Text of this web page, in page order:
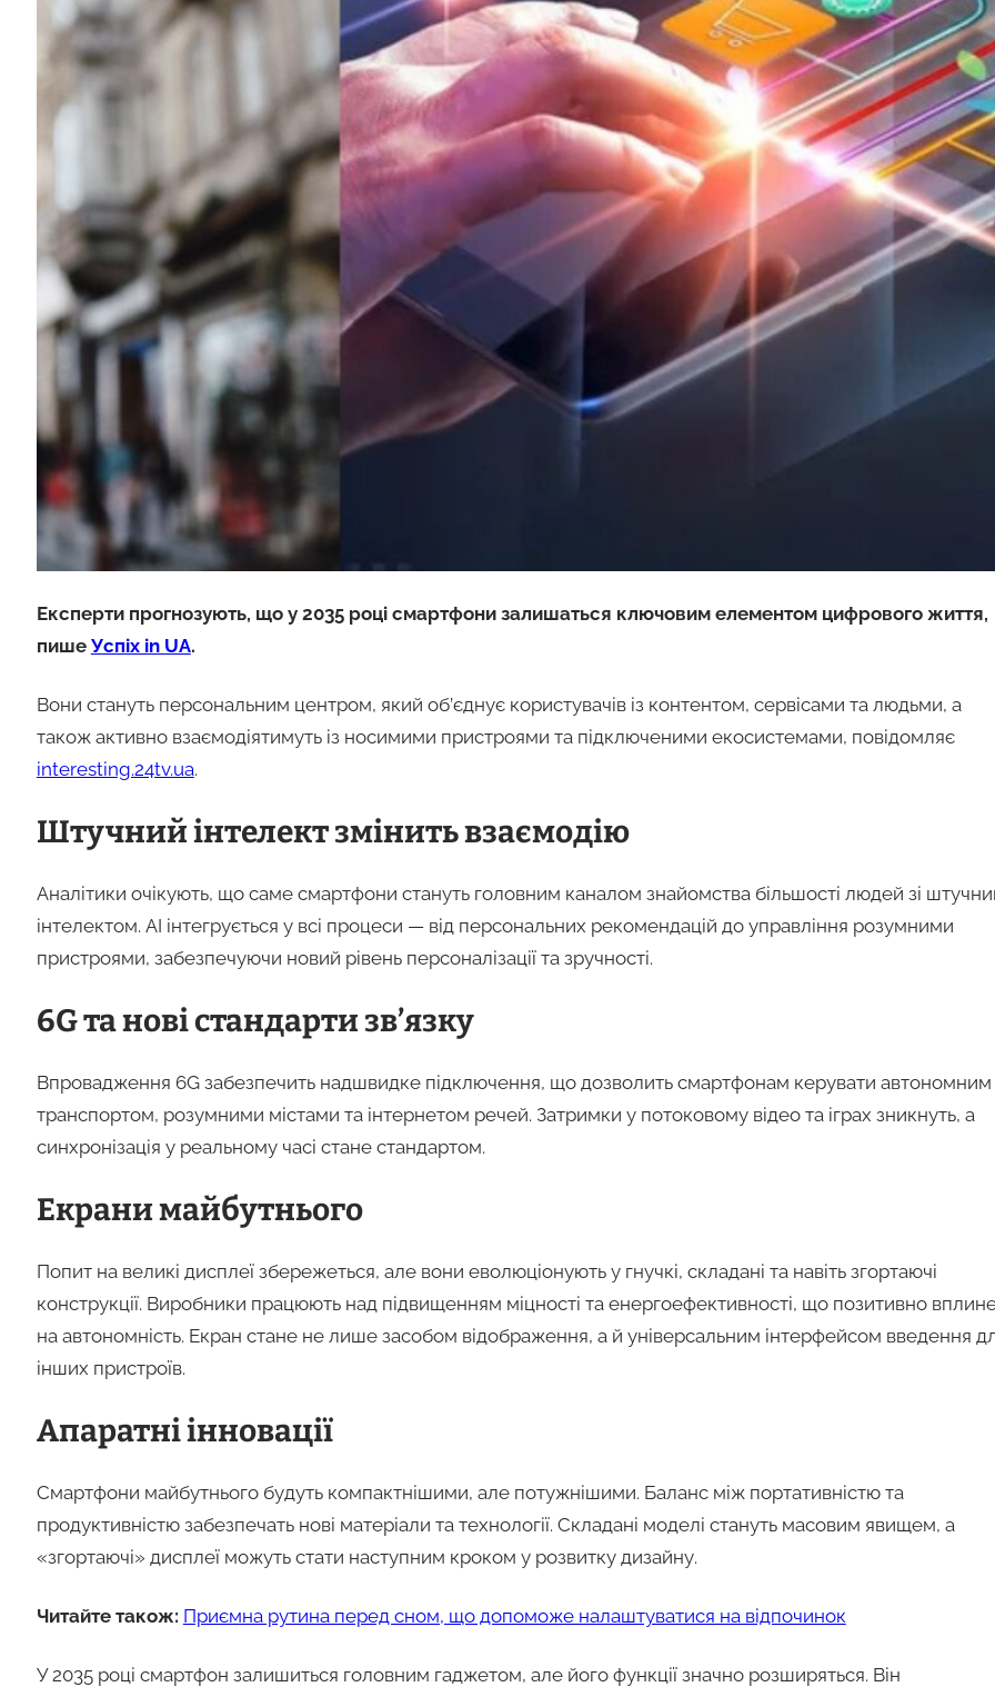
Експерти прогнозують, що у 2035 році смартфони залишаться ключовим елементом цифрового життя,
пише Успіх in UA.
Вони стануть персональним центром, який об’єднує користувачів із контентом, сервісами та людьми, а
також активно взаємодіятимуть із носимими пристроями та підключеними екосистемами, повідомляє
interesting.24tv.ua.
Штучний інтелект змінить взаємодію
Аналітики очікують, що саме смартфони стануть головним каналом знайомства більшості людей зі
інтелектом. AI інтегрується у всі процеси — від персональних рекомендацій до управління розумними
пристроями, забезпечуючи новий рівень персоналізації та зручності.
6G та нові стандарти зв’язку
Впровадження 6G забезпечить надшвидке підключення, що дозволить смартфонам керувати автономним
транспортом, розумними містами та інтернетом речей. Затримки у потоковому відео та іграх зникнуть, а
синхронізація у реальному часі стане стандартом.
Екрани майбутнього
Попит на великі дисплеї збережеться, але вони еволюціонують у гнучкі, складані та навіть згортаючі
конструкції. Виробники працюють над підвищенням міцності та енергоефективності, що позитивно
на автономність. Екран стане не лише засобом відображення, а й універсальним інтерфейсом введення
інших пристроїв.
Апаратні інновації
Смартфони майбутнього будуть компактнішими, але потужнішими. Баланс між портативністю та
продуктивністю забезпечать нові матеріали та технології. Складані моделі стануть масовим явищем, а
«згортаючі» дисплеї можуть стати наступним кроком у розвитку дизайну.
Читайте також: Приємна рутина перед сном, що допоможе налаштуватися на відпочинок
У 2035 році смартфон залишиться головним гаджетом, але його функції значно розширяться. Він